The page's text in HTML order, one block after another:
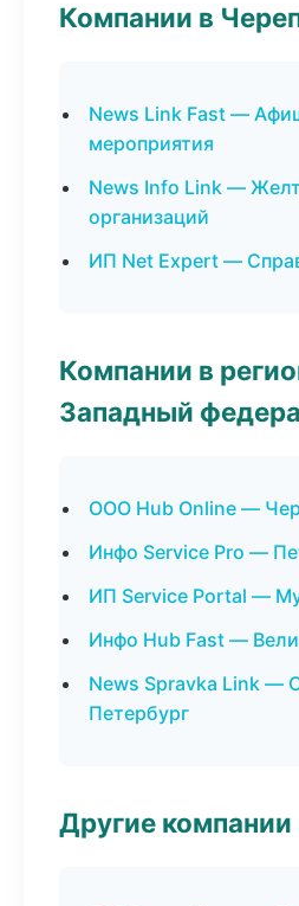
Компании в
News Link Fast —
мероприятия
News Info Link —
организаций
ИП Net Expert —
Компании в
Западный
ООО Hub Online —
Инфо Service Pro —
ИП Service Portal —
Инфо Hub Fast —
News Spravka Link —
Петербург
Другие компании